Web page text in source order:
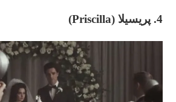
4. پریسیلا (Priscilla)